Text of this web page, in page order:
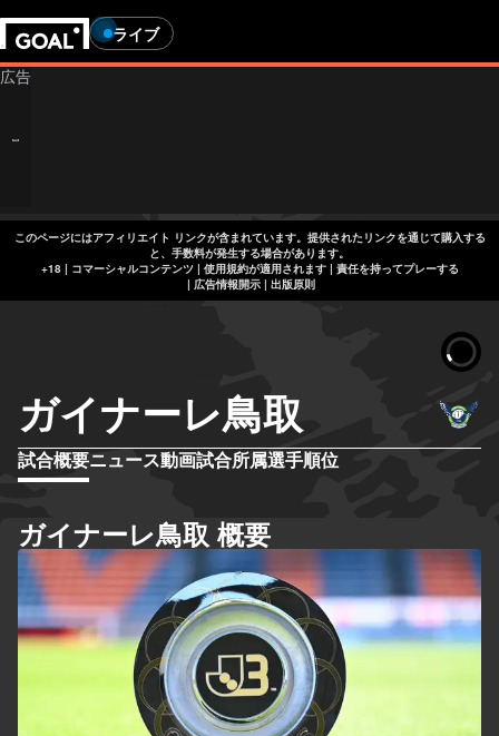
ライブ
このページにはアフィリエイト リンクが含まれています。提供されたリンクを通じて購入する
と、手数料が発生する場合があります。
+18 | コマーシャルコンテンツ | 使用規約が適用されます | 責任を持ってプレーする
| 広告情報開示 | 出版原則
ガイナーレ鳥取
試合概要ニュース動画試合所属選手順位
ガイナーレ鳥取 概要